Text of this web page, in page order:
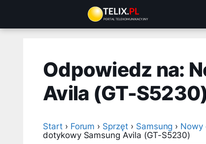
treści
Odpowiedz na:
Avila (GT-
Start › Forum › Sprzęt › Samsung › Nowy
dotykowy Samsung Avila (GT-S5230)